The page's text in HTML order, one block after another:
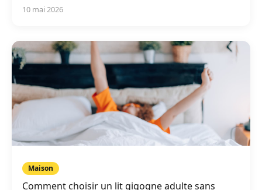
10 mai 2026
Maison
Comment choisir un lit gigogne adulte sans